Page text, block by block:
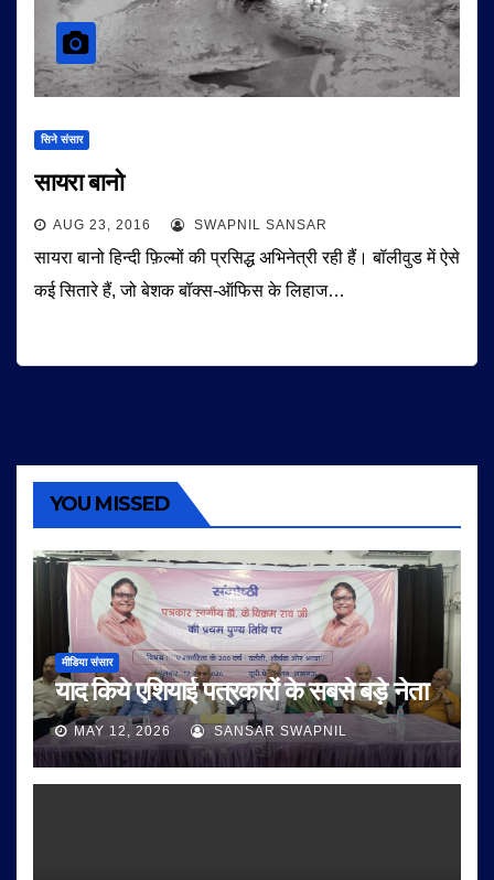
सिने संसार
सायरा बानो
AUG 23, 2016 SWAPNIL SANSAR
सायरा बानो हिन्दी फ़िल्मों की प्रसिद्ध अभिनेत्री रही हैं। बॉलीवुड में ऐसे
कई सितारे हैं, जो बेशक बॉक्स-ऑफिस के लिहाज…
YOU MISSED
मीडिया संसार
याद किये एशियाई पत्रकारों के सबसे बड़े नेता
MAY 12, 2026 SANSAR SWAPNIL